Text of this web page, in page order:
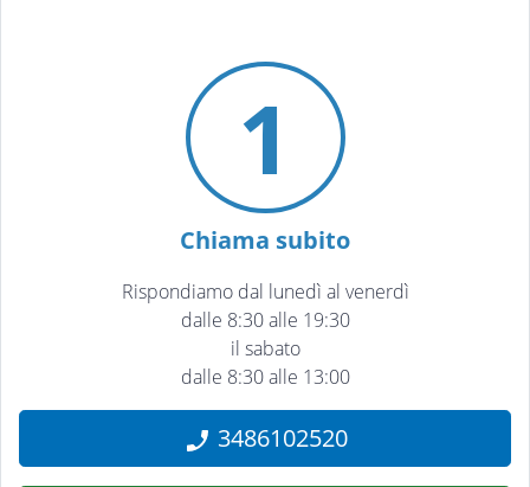
1
Chiama subito
Rispondiamo dal lunedì al venerdì
dalle 8:30 alle 19:30
il sabato
dalle 8:30 alle 13:00
3486102520